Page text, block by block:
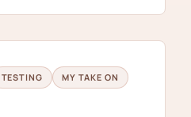
TESTING MY TAKE ON